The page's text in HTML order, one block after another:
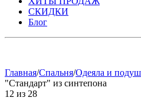
СКИДКИ
Блог
Главная/Спальня/Одеяла и
"Стандарт" из синтепона
12 из 28